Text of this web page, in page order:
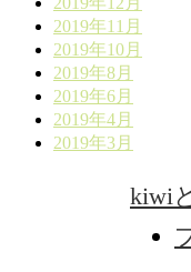
2019年11月
2019年10月
2019年8月
2019年6月
2019年4月
2019年3月
kiwi